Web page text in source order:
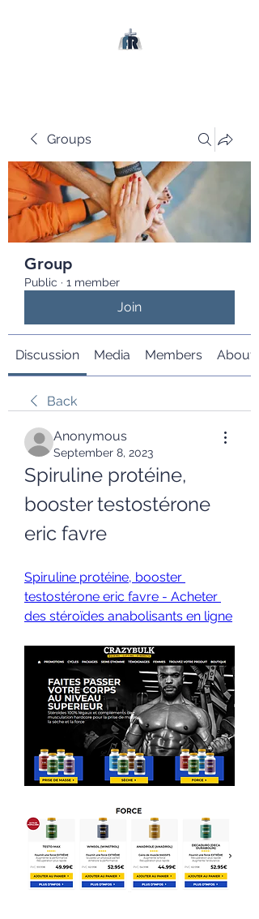
Groups
Group
Public · 1 member
Join
Discussion Media Members About
Back
Anonymous
September 8, 2023
Spiruline protéine,
booster testostérone
eric favre
Spiruline protéine, booster
testostérone eric favre - Acheter
des stéroïdes anabolisants en ligne